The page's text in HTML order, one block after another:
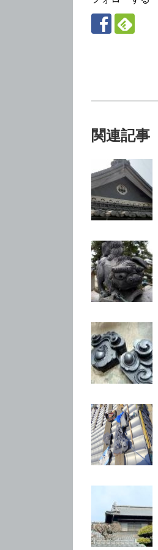
関連記事